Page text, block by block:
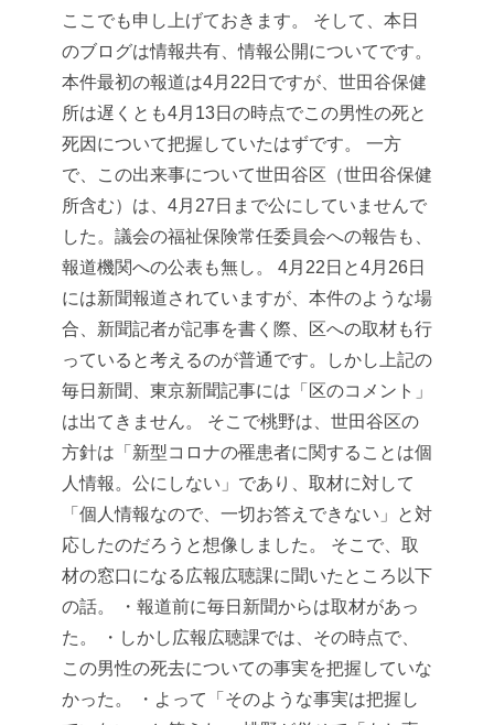
ここでも申し上げておきます。
そして、本日
のブログは情報共有、情報公開についてです。
本件最初の報道は4月22日ですが、世田谷保健
所は遅くとも4月13日の時点でこの男性の死と
死因について把握していたはずです。
一方
で、この出来事について世田谷区（世田谷保健
所含む）は、4月27日まで公にしていませんで
した。議会の福祉保険常任委員会への報告も、
報道機関への公表も無し。
4月22日と4月26日
には新聞報道されていますが、本件のような場
合、新聞記者が記事を書く際、区への取材も行
っていると考えるのが普通です。しかし上記の
毎日新聞、東京新聞記事には「区のコメント」
は出てきません。
そこで桃野は、世田谷区の
方針は「新型コロナの罹患者に関することは個
人情報。公にしない」であり、取材に対して
「個人情報なので、一切お答えできない」と対
応したのだろうと想像しました。
そこで、取
材の窓口になる広報広聴課に聞いたところ以下
の話。
・報道前に毎日新聞からは取材があっ
た。
・しかし広報広聴課では、その時点で、
この男性の死去についての事実を把握していな
かった。
・よって「そのような事実は把握し